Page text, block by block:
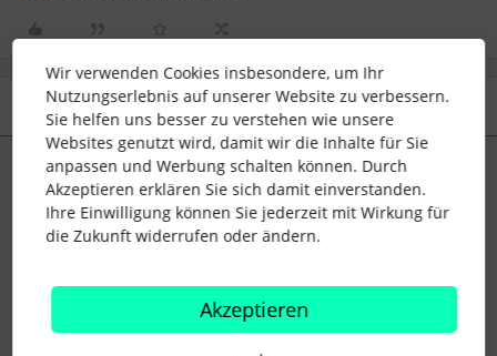
3 Antworten Älteste zuerst
Elena ANTWORT Forum|Forum|2 years ago
Hallo@Katja Steffgen,
ich weiß das ist schwer zu glauben, aber das ist tatsächlich
unbrauchbar.
Hier gibt es bereits eine Wishlist, bei der das Thema auch
erwähnt wurde. Aber du könntest es auch als neue Idee
Wir verwenden Cookies insbesondere, um Ihr
Nutzungserlebnis auf unserer Website zu verbessern.
Sie helfen uns besser zu verstehen wie unsere
Websites genutzt wird, damit wir die Inhalte für Sie
anpassen und Werbung schalten können. Durch
Akzeptieren erklären Sie sich damit einverstanden.
Ihre Einwilligung können Sie jederzeit mit Wirkung für
die Zukunft widerrufen oder ändern.
Akzeptieren